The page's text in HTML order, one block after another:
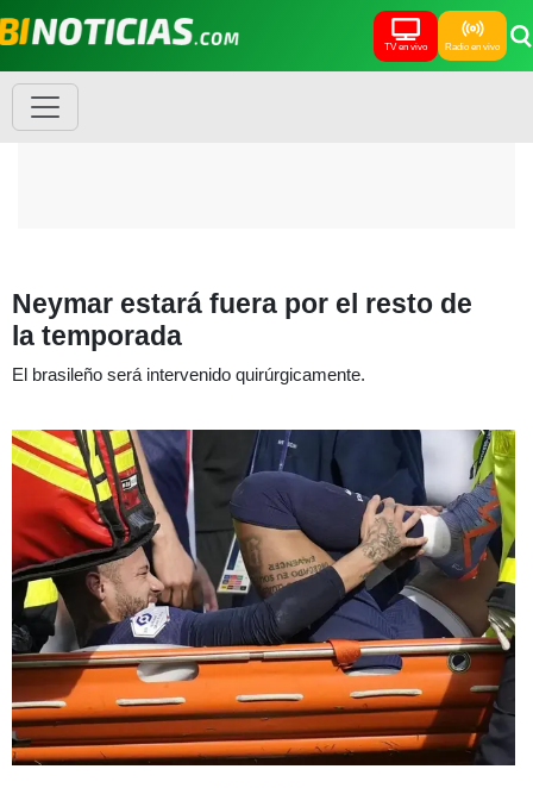
TV en vivo Radio en vivo
Neymar estará fuera por el resto de
la temporada
El brasileño será intervenido quirúrgicamente.